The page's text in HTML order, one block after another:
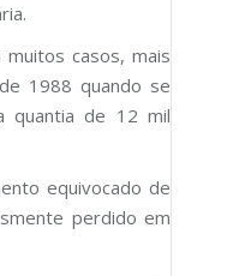
casos, mais
1988 quando se
quantia de 12 mil
equivocado de
perdido em